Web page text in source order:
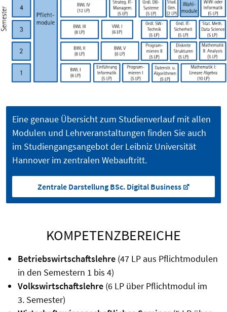
Eine genaue Übersicht zum Studienverlauf mit allen
Modulen und Lehrveranstaltungen finden Sie auch
im Studiengangsangebot der Leibniz Universität
Hannover im zentralen Webauftritt.
Zentrale Darstellung BSc. Digital Business
KOMPETENZBEREICHE
Betriebswirtschaftslehre (47 LP aus Pflichtmodulen
in den Semestern 1 bis 4)
Volkswirtschaftslehre (6 LP über Pflichtmodul im
3. Semester)